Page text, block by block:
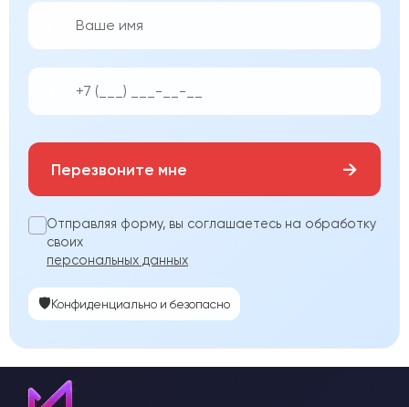
Перезвоните мне →
Отправляя форму, вы соглашаетесь на обработку
своих
персональных данных
🛡️Конфиденциально и безопасно